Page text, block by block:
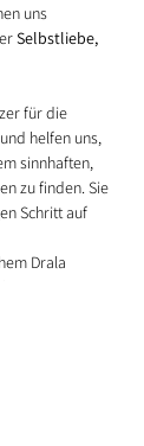
uns
Selbstliebe,
für die
helfen uns,
sinnhaften,
zu finden. Sie
Schritt auf
Drala